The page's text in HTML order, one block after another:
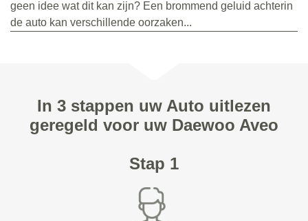
geen idee wat dit kan zijn? Een brommend geluid achterin
de auto kan verschillende oorzaken...
In 3 stappen uw Auto uitlezen
geregeld voor uw Daewoo Aveo
Stap 1